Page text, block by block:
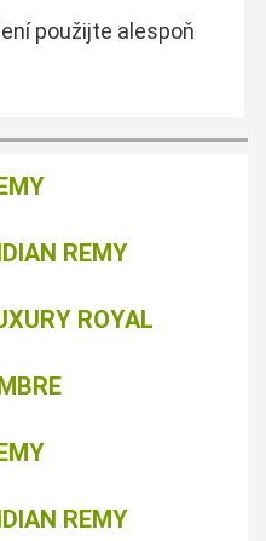
použijte alespoň
REMY
ROYAL
REMY